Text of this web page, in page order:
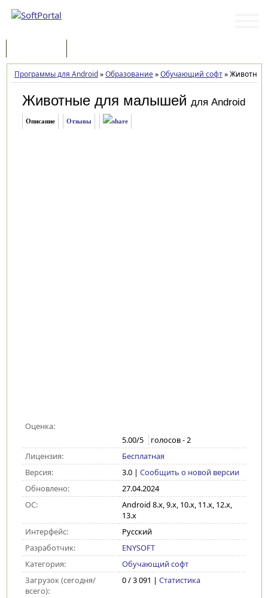
Программы для Android»Образование»Обучающий софт»Животные
Животные для малышей для Android
Описание Отзывы
Оценка:
5.00/5 голосов -2
Лицензия:
Бесплатная
Версия:
3.0| Сообщить о новой версии
Обновлено:
27.04.2024
ОС:
Android 8.x, 9.x, 10.x, 11.x, 12.x,
13.x
Интерфейс:
Русский
Разработчик:
ENYSOFT
Категория:
Обучающий софт
Загрузок (сегодня/
всего):
0 / 3 091 | Статистика